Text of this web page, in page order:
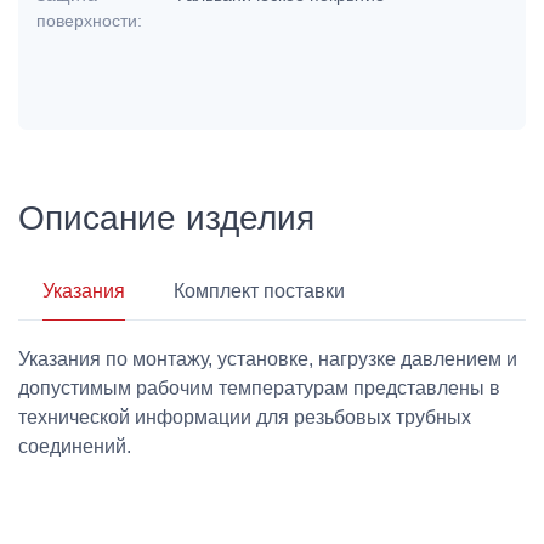
поверхности:
Описание изделия
Указания Комплект поставки
Указания по монтажу, установке, нагрузке давлением и
допустимым рабочим температурам представлены в
технической информации для резьбовых трубных
соединений.